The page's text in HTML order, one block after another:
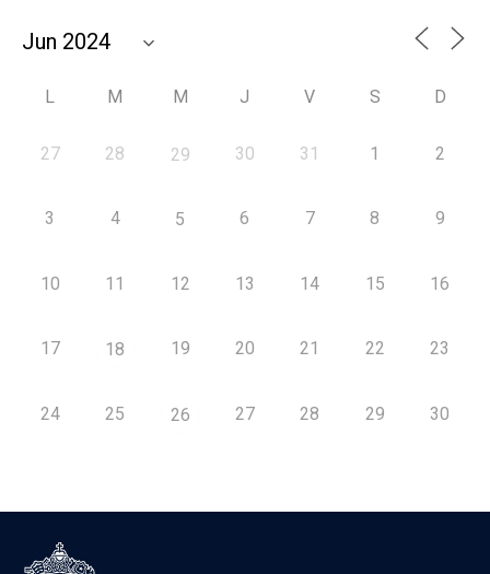
L M M J V S D
27 28 29 30 31 1 2
3 4 5 6 7 8 9
10 11 12 13 14 15 16
17 18 19 20 21 22 23
24 25 26 27 28 29 30